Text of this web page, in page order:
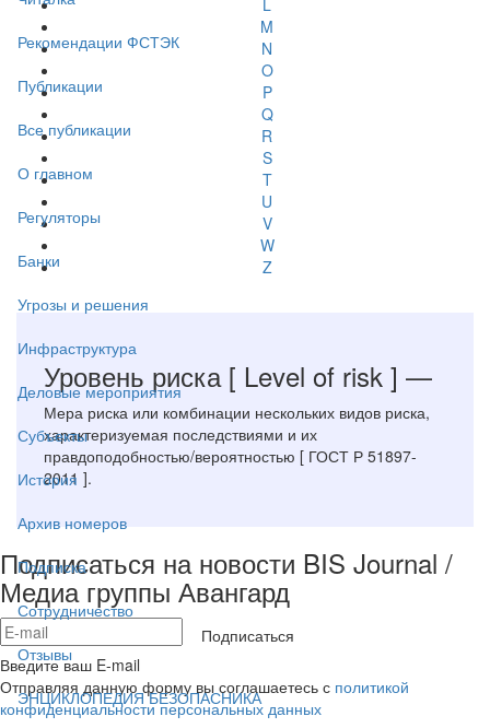
Рекомендации ФСТЭК
Публикации
Все публикации
О главном
Регуляторы
Банки
Угрозы и решения
Инфраструктура
Деловые мероприятия
Субъекты
История
Архив номеров
Подписка
Сотрудничество
Отзывы
ЭНЦИКЛОПЕДИЯ БЕЗОПАСНИКА
M
N
O
P
Q
R
S
T
U
V
W
Z
Уровень риска [ Level of risk ] —
Мера риска или комбинации нескольких видов риска,
характеризуемая последствиями и их
правдоподобностью/вероятностью [ ГОСТ Р 51897-
2011 ].
Подписаться на новости BIS Journal /
Медиа группы Авангард
Подписаться
Введите ваш E-mail
Отправляя данную форму вы соглашаетесь с политикой
конфиденциальности персональных данных